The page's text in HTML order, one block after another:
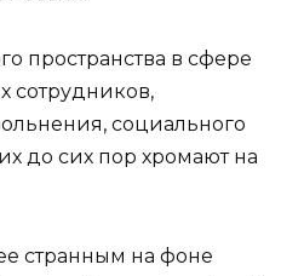
пространства в сфере
сотрудников,
социального
до сих пор хромают на
странным на фоне